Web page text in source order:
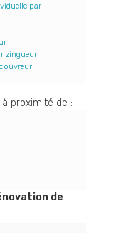
par
zingueur
proximité de :
de